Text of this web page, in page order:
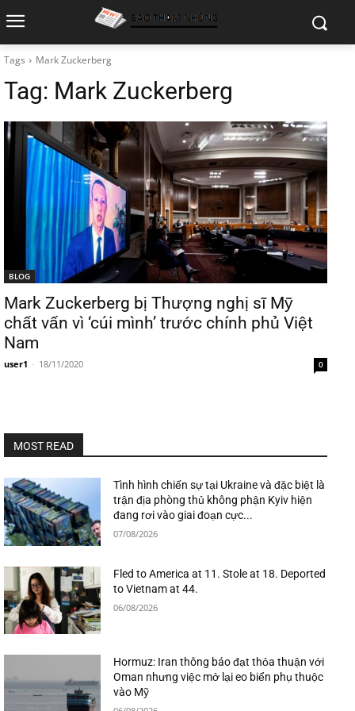
Tags Mark Zuckerberg
Tag: Mark Zuckerberg
BLOG
Mark Zuckerberg bị Thượng nghị sĩ Mỹ
chất vấn vì ‘cúi mình’ trước chính phủ Việt
Nam
user1 - 18/11/2020 0
MOST READ
Tình hình chiến sự tại Ukraine và đặc biệt là
trận địa phòng thủ không phận Kyiv hiện
đang rơi vào giai đoạn cực...
07/08/2026
Fled to America at 11. Stole at 18. Deported
to Vietnam at 44.
06/08/2026
Hormuz: Iran thông báo đạt thỏa thuận với
Oman nhưng việc mở lại eo biển phụ thuộc
vào Mỹ